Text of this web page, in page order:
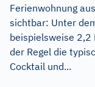
Ferienwohnung
sichtbar: Unter
beispielsweise 2,2
der Regel die
Cocktail und...